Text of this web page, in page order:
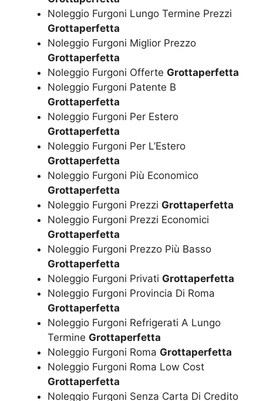
Noleggio Furgoni Lungo Termine Prezzi
Grottaperfetta
Noleggio Furgoni Miglior Prezzo
Grottaperfetta
Noleggio Furgoni Offerte Grottaperfetta
Noleggio Furgoni Patente B
Grottaperfetta
Noleggio Furgoni Per Estero
Grottaperfetta
Noleggio Furgoni Per L’Estero
Grottaperfetta
Noleggio Furgoni Più Economico
Grottaperfetta
Noleggio Furgoni Prezzi Grottaperfetta
Noleggio Furgoni Prezzi Economici
Grottaperfetta
Noleggio Furgoni Prezzo Più Basso
Grottaperfetta
Noleggio Furgoni Privati Grottaperfetta
Noleggio Furgoni Provincia Di Roma
Grottaperfetta
Noleggio Furgoni Refrigerati A Lungo
Termine Grottaperfetta
Noleggio Furgoni Roma Grottaperfetta
Noleggio Furgoni Roma Low Cost
Grottaperfetta
Noleggio Furgoni Senza Carta Di Credito